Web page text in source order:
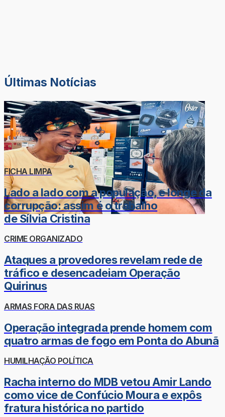
Últimas Notícias
FICHA LIMPA
Lado a lado com a população, e longe da
corrupção: assim é o trabalho
de Sílvia Cristina
CRIME ORGANIZADO
Ataques a provedores revelam rede de
tráfico e desencadeiam Operação
Quirinus
ARMAS FORA DAS RUAS
Operação integrada prende homem com
quatro armas de fogo em Ponta do Abunã
HUMILHAÇÃO POLÍTICA
Racha interno do MDB vetou Amir Lando
como vice de Confúcio Moura e expôs
fratura histórica no partido